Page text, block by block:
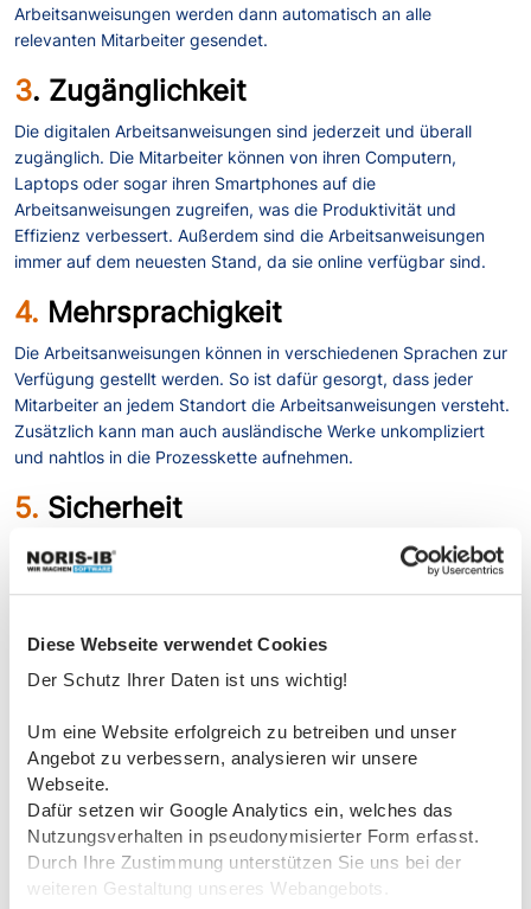
Diese Webseite verwendet Cookies
Der Schutz Ihrer Daten ist uns wichtig!
Um eine Website erfolgreich zu betreiben und unser
Angebot zu verbessern, analysieren wir unsere
Webseite.
Dafür setzen wir Google Analytics ein, welches das
Nutzungsverhalten in pseudonymisierter Form erfasst.
Durch Ihre Zustimmung unterstützen Sie uns bei der
weiteren Gestaltung unseres Webangebots.
Arbeitsanweisungen werden dann automatisch an alle
relevanten Mitarbeiter gesendet.
3. Zugänglichkeit
Die digitalen Arbeitsanweisungen sind jederzeit und überall
zugänglich. Die Mitarbeiter können von ihren Computern,
Laptops oder sogar ihren Smartphones auf die
Arbeitsanweisungen zugreifen, was die Produktivität und
Effizienz verbessert. Außerdem sind die Arbeitsanweisungen
immer auf dem neuesten Stand, da sie online verfügbar sind.
4. Mehrsprachigkeit
Die Arbeitsanweisungen können in verschiedenen Sprachen zur
Verfügung gestellt werden. So ist dafür gesorgt, dass jeder
Mitarbeiter an jedem Standort die Arbeitsanweisungen versteht.
Zusätzlich kann man auch ausländische Werke unkompliziert
und nahtlos in die Prozesskette aufnehmen.
5. Sicherheit
Die digitalen Arbeitsanweisungen sind sicherer als die
papierbasierten Versionen. Die digitalen Dokumente können mit
Passwörtern geschützt werden, um unbefugten Zugriff zu
Beschädigung, da sie online gespeichert werden.
Insgesamt ist die Umstellung auf digitale Arbeitsanweisungen
mit unserer Software einfach, kosteneffektiv und sicher. Mit
einer benutzerfreundlichen Schnittstelle, Flexibilität,
Zugänglichkeit, Kosteneinsparungen und Sicherheit können
Unternehmen ihren Arbeitsablauf reibungslos umstellen und die
Vorteile der Digitalisierung nutzen.